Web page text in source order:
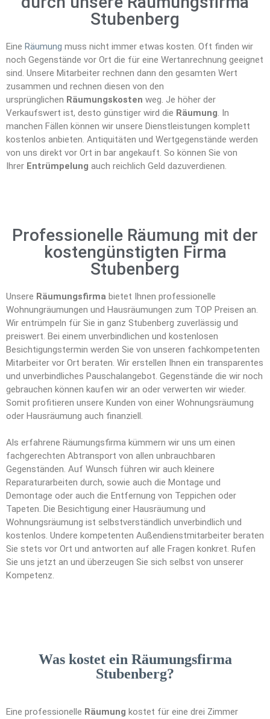
Stubenberg
Eine Räumung muss nicht immer etwas kosten. Oft finden wir
noch Gegenstände vor Ort die für eine Wertanrechnung geeignet
sind. Unsere Mitarbeiter rechnen dann den gesamten Wert
zusammen und rechnen diesen von den
ursprünglichen Räumungskosten weg. Je höher der
Verkaufswert ist, desto günstiger wird die Räumung. In
manchen Fällen können wir unsere Dienstleistungen komplett
kostenlos anbieten. Antiquitäten und Wertgegenstände werden
von uns direkt vor Ort in bar angekauft. So können Sie von
Ihrer Entrümpelung auch reichlich Geld dazuverdienen.
Professionelle Räumung mit der
kostengünstigten Firma
Stubenberg
Unsere Räumungsfirma bietet Ihnen professionelle
Wohnungräumungen und Hausräumungen zum TOP Preisen an.
Wir entrümpeln für Sie in ganz Stubenberg zuverlässig und
preiswert. Bei einem unverbindlichen und kostenlosen
Besichtigungstermin werden Sie von unseren fachkompetenten
Mitarbeiter vor Ort beraten. Wir erstellen Ihnen ein transparentes
und unverbindliches Pauschalangebot. Gegenstände die wir noch
gebrauchen können kaufen wir an oder verwerten wir wieder.
Somit profitieren unsere Kunden von einer Wohnungsräumung
oder Hausräumung auch finanziell.
Als erfahrene Räumungsfirma kümmern wir uns um einen
fachgerechten Abtransport von allen unbrauchbaren
Gegenständen. Auf Wunsch führen wir auch kleinere
Reparaturarbeiten durch, sowie auch die Montage und
Demontage oder auch die Entfernung von Teppichen oder
Tapeten. Die Besichtigung einer Hausräumung und
Wohnungsräumung ist selbstverständlich unverbindlich und
kostenlos. Undere kompetenten Außendienstmitarbeiter beraten
Sie stets vor Ort und antworten auf alle Fragen konkret. Rufen
Sie uns jetzt an und überzeugen Sie sich selbst von unserer
Kompetenz.
Was kostet ein Räumungsfirma
Stubenberg?
Eine professionelle Räumung kostet für eine drei Zimmer